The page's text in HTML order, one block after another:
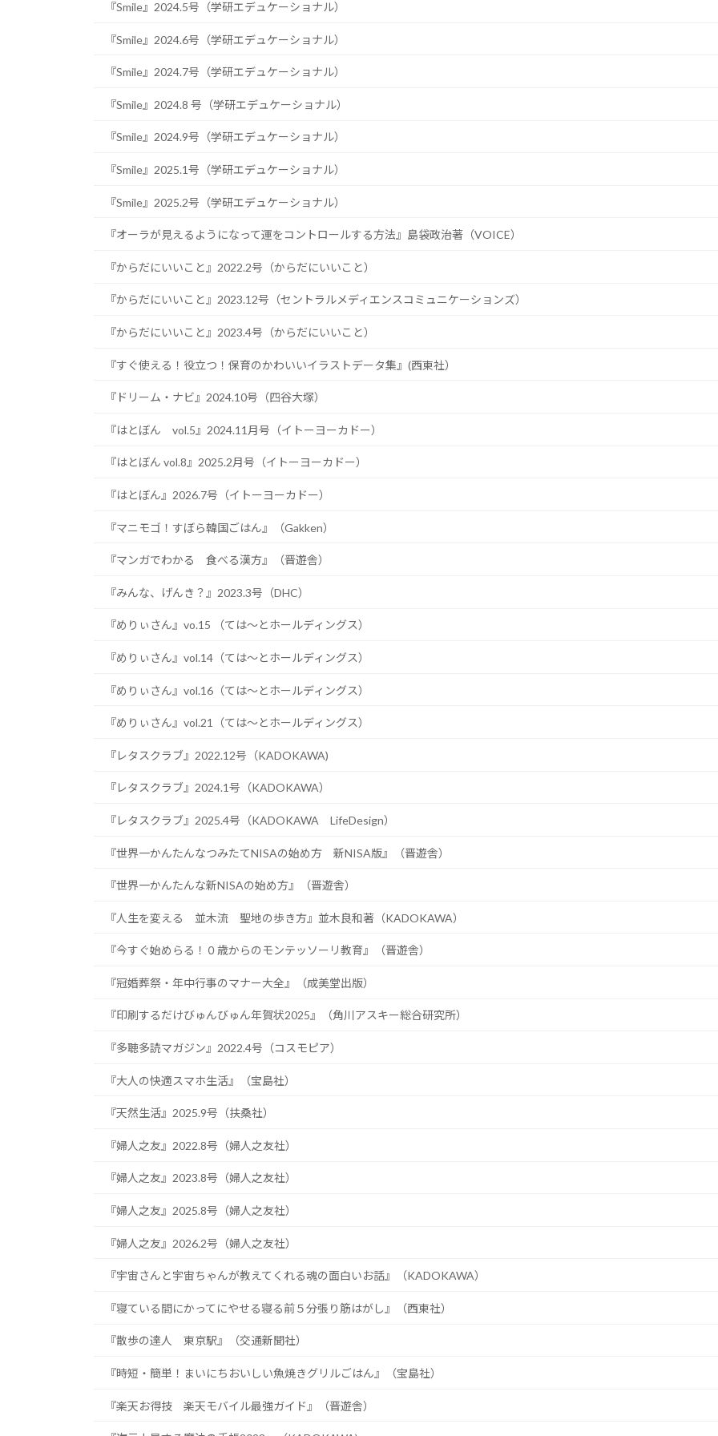
『Smile』2024.5号（学研エデュケーショナル）
『Smile』2024.6号（学研エデュケーショナル）
『Smile』2024.7号（学研エデュケーショナル）
『Smile』2024.8 号（学研エデュケーショナル）
『Smile』2024.9号（学研エデュケーショナル）
『Smile』2025.1号（学研エデュケーショナル）
『Smile』2025.2号（学研エデュケーショナル）
『オーラが見えるようになって運をコントロールする方法』島袋政治著（VOICE）
『からだにいいこと』2022.2号（からだにいいこと）
『からだにいいこと』2023.12号（セントラルメディエンスコミュニケーションズ）
『からだにいいこと』2023.4号（からだにいいこと）
『すぐ使える！役立つ！保育のかわいいイラストデータ集』(西東社）
『ドリーム・ナビ』2024.10号（四谷大塚）
『はとぼん vol.5』2024.11月号（イトーヨーカドー）
『はとぼん vol.8』2025.2月号（イトーヨーカドー）
『はとぼん』2026.7号（イトーヨーカドー）
『マニモゴ！すぼら韓国ごはん』（Gakken）
『マンガでわかる 食べる漢方』（晋遊舎）
『みんな、げんき？』2023.3号（DHC）
『めりぃさん』vo.15 （ては〜とホールディングス）
『めりぃさん』vol.14（ては〜とホールディングス）
『めりぃさん』vol.16（ては〜とホールディングス）
『めりぃさん』vol.21（ては〜とホールディングス）
『レタスクラブ』2022.12号（KADOKAWA)
『レタスクラブ』2024.1号（KADOKAWA）
『レタスクラブ』2025.4号（KADOKAWA LifeDesign）
『世界一かんたんなつみたてNISAの始め方 新NISA版』（晋遊舎）
『世界一かんたんな新NISAの始め方』（晋遊舎）
『人生を変える 並木流 聖地の歩き方』並木良和著（KADOKAWA）
『今すぐ始めらる！０歳からのモンテッソーリ教育』（晋遊舎）
『冠婚葬祭・年中行事のマナー大全』（成美堂出版）
『印刷するだけびゅんびゅん年賀状2025』（角川アスキー総合研究所）
『多聴多読マガジン』2022.4号（コスモピア）
『大人の快適スマホ生活』（宝島社）
『天然生活』2025.9号（扶桑社）
『婦人之友』2022.8号（婦人之友社）
『婦人之友』2023.8号（婦人之友社）
『婦人之友』2025.8号（婦人之友社）
『婦人之友』2026.2号（婦人之友社）
『宇宙さんと宇宙ちゃんが教えてくれる魂の面白いお話』（KADOKAWA）
『寝ている間にかってにやせる寝る前５分張り筋はがし』（西東社）
『散歩の達人 東京駅』（交通新聞社）
『時短・簡単！まいにちおいしい魚焼きグリルごはん』（宝島社）
『楽天お得技 楽天モバイル最強ガイド』（晋遊舎）